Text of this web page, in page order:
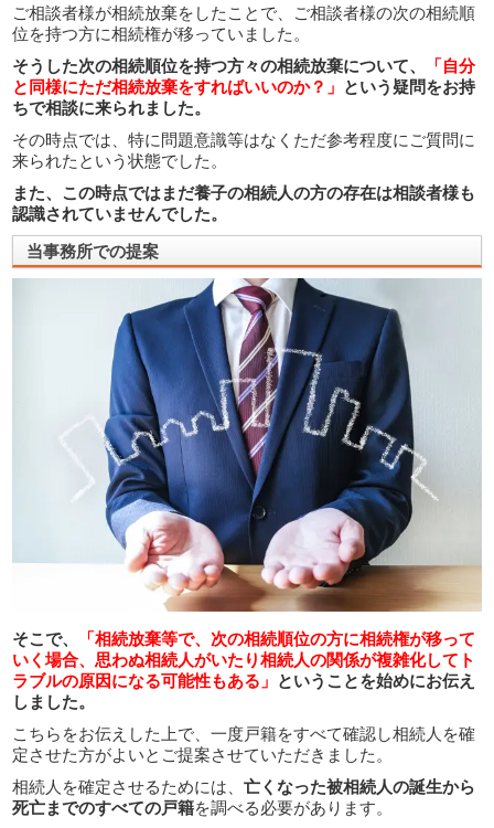
ご相談者様が相続放棄をしたことで、ご相談者様の次の相続順
位を持つ方に相続権が移っていました。
そうした次の相続順位を持つ方々の相続放棄について、
「自分
と同様にただ相続放棄をすればいいのか？」 という疑問をお持
ちで相談に来られました。
その時点では、特に問題意識等はなくただ参考程度にご質問に
来られたという状態でした。
また、この時点ではまだ養子の相続人の方の存在は相談者様も
認識されていませんでした。
当事務所での提案
そこで、
「相続放棄等で、次の相続順位の方に相続権が移って
いく場合、思わぬ相続人がいたり相続人の関係が複雑化してト
ラブルの原因になる可能性もある」 ということを始めにお伝え
しました。
こちらをお伝えした上で、一度戸籍をすべて確認し相続人を確
定させた方がよいとご提案させていただきました。
相続人を確定させるためには、亡くなった被相続人の誕生から
死亡までのすべての戸籍を調べる必要があります。